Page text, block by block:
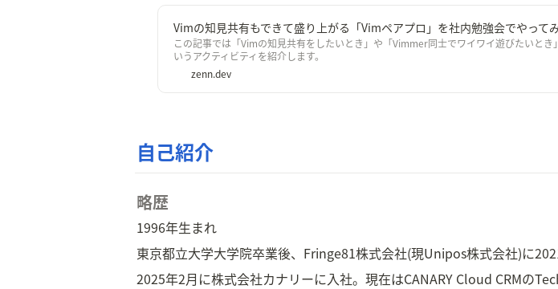
Vimの知見共有もできて盛り上がる「Vimペアプロ」を社内勉強会でやって
この記事では「Vimの知見共有をしたいとき」や「Vimmer同士でワイワイ遊びたいとき
いうアクティビティを紹介します。
zenn.dev
自己紹介
略歴
1996年生まれ
東京都立大学大学院卒業後、Fringe81株式会社(現Unipos株式会社)に
2025年2月に株式会社カナリーに入社。現在はCANARY Cloud CRMの